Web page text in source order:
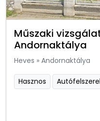
Műszaki
Andornaktálya
Heves » Andornaktálya
Hasznos